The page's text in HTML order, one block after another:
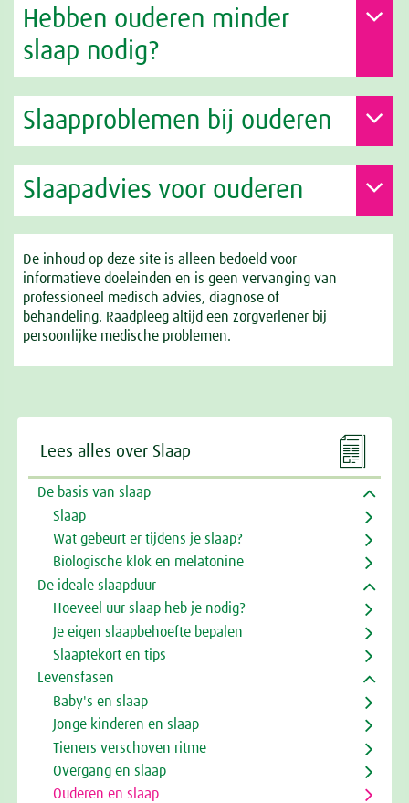
Hebben ouderen minder
slaap nodig?
Slaapproblemen bij ouderen
Slaapadvies voor ouderen
De inhoud op deze site is alleen bedoeld voor
informatieve doeleinden en is geen vervanging van
professioneel medisch advies, diagnose of
behandeling. Raadpleeg altijd een zorgverlener bij
persoonlijke medische problemen.

Lees alles over Slaap
De basis van slaap
Slaap
Wat gebeurt er tijdens je slaap?
Biologische klok en melatonine
De ideale slaapduur
Hoeveel uur slaap heb je nodig?
Je eigen slaapbehoefte bepalen
Slaaptekort en tips
Levensfasen
Baby's en slaap
Jonge kinderen en slaap
Tieners verschoven ritme
Overgang en slaap
Ouderen en slaap